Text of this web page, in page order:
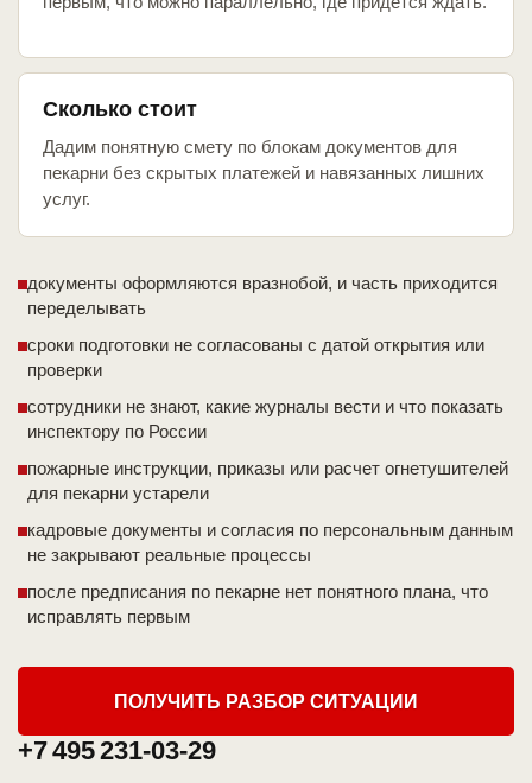
Сколько стоит
Дадим понятную смету по блокам документов для
пекарни без скрытых платежей и навязанных лишних
услуг.
документы оформляются вразнобой, и часть приходится
переделывать
сроки подготовки не согласованы с датой открытия или
проверки
сотрудники не знают, какие журналы вести и что показать
инспектору по России
пожарные инструкции, приказы или расчет огнетушителей
для пекарни устарели
кадровые документы и согласия по персональным данным
не закрывают реальные процессы
после предписания по пекарне нет понятного плана, что
исправлять первым
ПОЛУЧИТЬ РАЗБОР СИТУАЦИИ
+7 495 231-03-29